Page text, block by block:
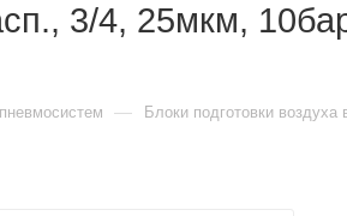
3/4, 25мкм,
— Блоки подготовки